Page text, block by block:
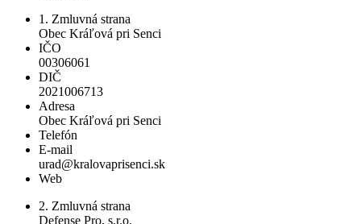
1. Zmluvná strana
Obec Kráľová pri Senci
IČO
00306061
DIČ
2021006713
Adresa
Obec Kráľová pri Senci
Telefón
E-mail
urad@kralovaprisenci.sk
Web
2. Zmluvná strana
Defense Pro, s.r.o.